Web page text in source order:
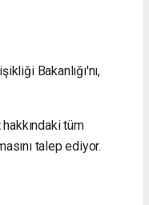
Bakanlığı'nı,
tüm
talep ediyor.